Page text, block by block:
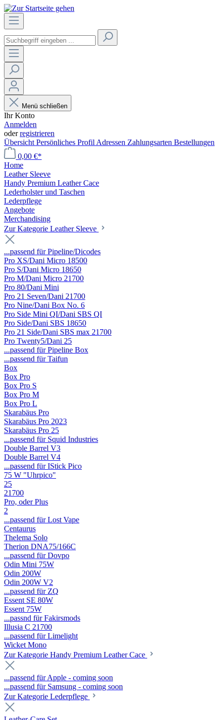
Menü schließen
Ihr Konto
Anmelden
oderregistrieren
Übersicht Persönliches Profil Adressen Zahlungsarten Bestellungen
0,00 €*
Home
Leather Sleeve
Handy Premium Leather Cace
Lederholster und Taschen
Lederpflege
Angebote
Merchandising
Zur Kategorie Leather Sleeve
...passend für Pipeline/Dicodes
Pro XS/Dani Micro 18500
Pro S/Dani Micro 18650
Pro M/Dani Micro 21700
Pro 80/Dani Mini
Pro 21 Seven/Dani 21700
Pro Nine/Dani Box No. 6
Pro Side Mini QI/Dani SBS QI
Pro Side/Dani SBS 18650
Pro 21 Side/Dani SBS max 21700
Pro Twenty5/Dani 25
...passend für Pipeline Box
...passend für Taifun
Box
Box Pro
Box Pro S
Box Pro M
Box Pro L
Skarabäus Pro
Skarabäus Pro 2023
Skarabäus Pro 25
...passend für Squid Industries
Double Barrel V3
Double Barrel V4
...passend für IStick Pico
75 W "Uhrpico"
25
21700
Pro, oder Plus
2
...passend für Lost Vape
Centaurus
Thelema Solo
Therion DNA75/166C
...passend für Dovpo
Odin Mini 75W
Odin 200W
Odin 200W V2
...passend für ZQ
Essent SE 80W
Essent 75W
...passnd für Fakirsmods
Illusia C 21700
...passend für Limelight
Wicket Mono
Zur Kategorie Handy Premium Leather Cace
...passend für Apple - coming soon
...passend für Samsung - coming soon
Zur Kategorie Lederpflege